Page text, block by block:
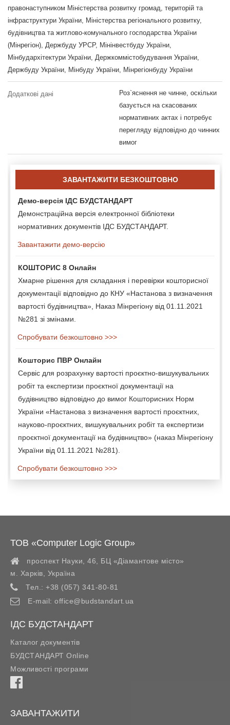
правонаступником Міністерства розвитку громад, територій та
інфраструктури України, Міністерства регіонального розвитку,
будівництва та житлово-комунального господарства України
(Мінрегіон), Держбуду УРСР, Мінінвестбуду України,
Мінбудархітектури України, Держкоммістобудування України,
Держбуду України, Мінбуду України, Мінрегіонбуду України
Додаткові дані
Роз`яснення не чинне, оскільки
базується на скасованих
нормативних актах і потребує
перегляду відповідно до чинних
вимог
ЗАВАНТАЖИТИ БЕЗКОШТОВНО
Демо-версія ІДС БУДСТАНДАРТ
Демонстраційна версія електронної бібліотеки
нормативних документів ІДС БУДСТАНДАРТ.
Завантажити демо-версію
КОШТОРИС 8 Онлайн
Хмарне рішення для складання і перевірки кошторисної
документації відповідно до КНУ «Настанова з визначення
вартості будівництва», Наказ Мінрегіону від 01.11.2021
№281 зі змінами.
Спробувати безкоштовно >>>
Кошторис ПВР Онлайн
Сервіс для розрахунку вартості проєктно-вишукувальних
робіт та експертизи проєктної документації на
будівництво відповідно до вимог Кошторисних Норм
України «Настанова з визначення вартості проєктних,
науково-проєктних, вишукувальних робіт та експертизи
проєктної документації на будівництво» (наказ Мінрегіону
України від 01.11.2021 №281).
Спробувати безкоштовно >>>
ТОВ «Computer Logic Group»
проспект Науки, 46, БЦ «Діамантове місто»
м. Харків
Україна
Тел.: +38 (057) 341-80-81
E-mail: office@budstandart.ua
ІДС БУДСТАНДАРТ
Каталог документів
БУДСТАНДАРТ Online
Можливості програми
ЗАВАНТАЖИТИ